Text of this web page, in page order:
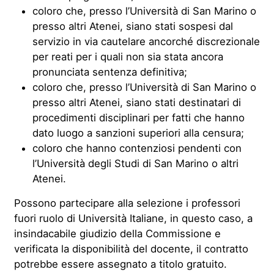
coloro che, presso l’Università di San Marino o
presso altri Atenei, siano stati sospesi dal
servizio in via cautelare ancorché discrezionale
per reati per i quali non sia stata ancora
pronunciata sentenza definitiva;
coloro che, presso l’Università di San Marino o
presso altri Atenei, siano stati destinatari di
procedimenti disciplinari per fatti che hanno
dato luogo a sanzioni superiori alla censura;
coloro che hanno contenziosi pendenti con
l’Università degli Studi di San Marino o altri
Atenei.
Possono partecipare alla selezione i professori
fuori ruolo di Università Italiane, in questo caso, a
insindacabile giudizio della Commissione e
verificata la disponibilità del docente, il contratto
potrebbe essere assegnato a titolo gratuito.